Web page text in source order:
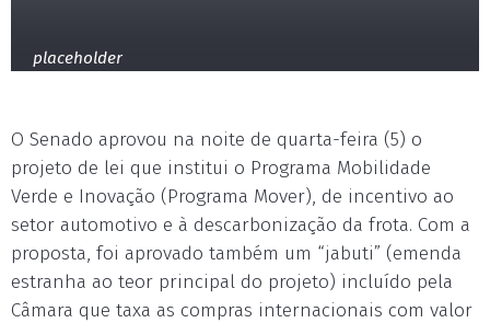
placeholder
O Senado aprovou na noite de quarta-feira (5) o
projeto de lei que institui o Programa Mobilidade
Verde e Inovação (Programa Mover), de incentivo ao
setor automotivo e à descarbonização da frota. Com a
proposta, foi aprovado também um “jabuti” (emenda
estranha ao teor principal do projeto) incluído pela
Câmara que taxa as compras internacionais com valor